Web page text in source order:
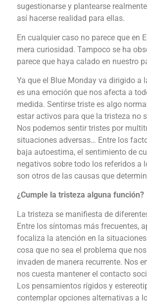
sugestionarse y plantearse
así hacerse realidad para ellas.
En cualquier caso no parece que en
mera curiosidad. Tampoco se ha
parece que haya calado en nuestro
Ya que el Blue Monday va dirigido a
es una emoción que nos afecta a
medida. Sentirse triste es algo
estar activos para que la tristeza no
Nos podemos sentir tristes por
situaciones adversas… Entre los
baja autoestima, el sentimiento de
negativos sobre todo los referidos a
son otros de las causas que
¿Cumple la tristeza alguna función?
La tristeza se manifiesta de
Entre los síntomas más frecuentes,
focaliza la atención en la
cosa que no sea el problema que
invaden de manera recurrente. Nos
nos cuesta mantener el contacto
Los pensamientos rígidos y
contemplar opciones alternativas a